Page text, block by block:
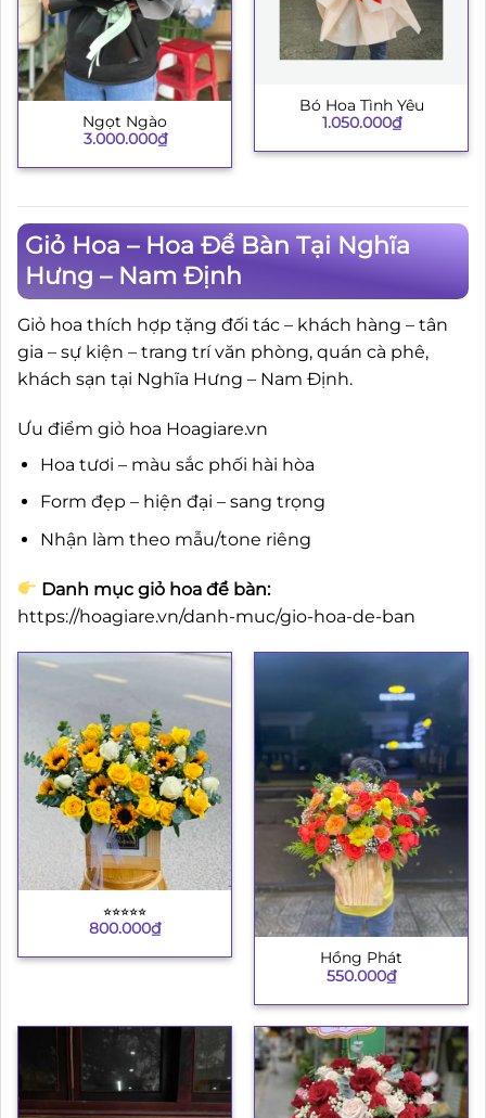
Ngọt Ngào
3.000.000₫
Bó Hoa Tình Yêu
1.050.000₫
Giỏ Hoa – Hoa Để Bàn Tại Nghĩa
Hưng – Nam Định
Giỏ hoa thích hợp tặng đối tác – khách hàng – tân
gia – sự kiện – trang trí văn phòng, quán cà phê,
khách sạn tại Nghĩa Hưng – Nam Định.
Ưu điểm giỏ hoa Hoagiare.vn
Hoa tươi – màu sắc phối hài hòa
Form đẹp – hiện đại – sang trọng
Nhận làm theo mẫu/tone riêng
Danh mục giỏ hoa để bàn:
https://hoagiare.vn/danh-muc/gio-hoa-de-ban
⭐︎⭐︎⭐︎⭐︎⭐︎
800.000₫
Hồng Phát
550.000₫